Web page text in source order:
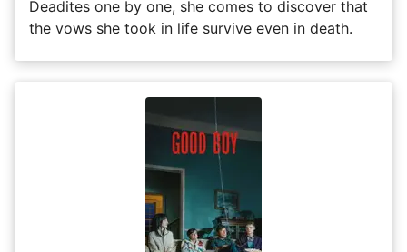
Deadites one by one, she comes to discover that
the vows she took in life survive even in death.